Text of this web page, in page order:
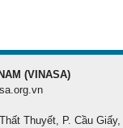
(VINASA)
Thuyết, P. Cầu Giấy,